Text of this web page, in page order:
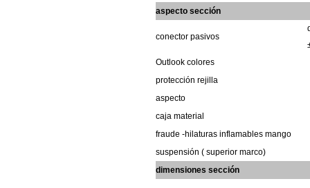
aspecto sección
conector pasivos
Outlook colores
protección rejilla
aspecto
caja material
fraude -hilaturas inflamables mango
suspensión ( superior marco)
dimensiones sección